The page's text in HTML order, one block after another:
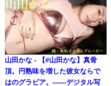
山田かな - 【#山田かな】真骨
頂。円熟味を増した彼女ならで
はのグラビア。――デジタル写